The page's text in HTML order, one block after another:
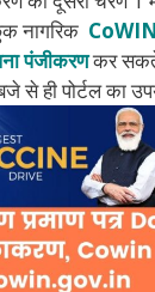
नागरिक CoWIN
पंजीकरणकर
से ही पोर्टल का